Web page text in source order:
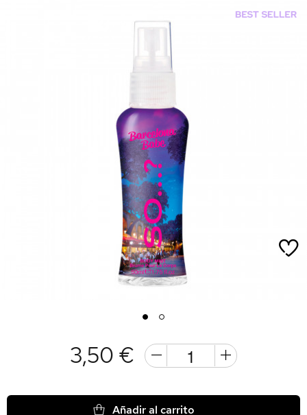
1 2
3,50 €
Añadir al carrito